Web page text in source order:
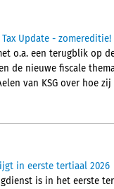
Update - zomereditie!
o.a. een terugblik op
de nieuwe fiscale
van KSG over hoe zij
in eerste tertiaal 2026
is in het eerste